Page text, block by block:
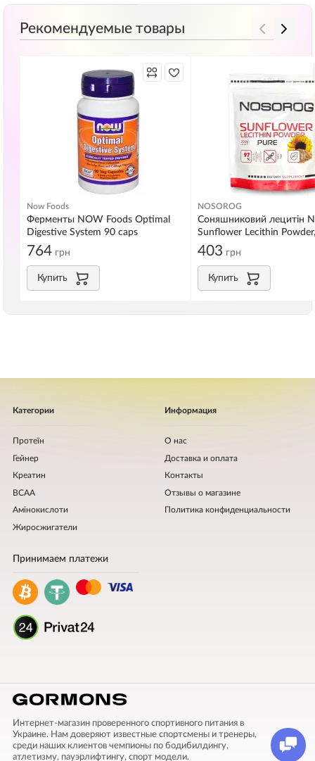
Рекомендуемые товары
Now Foods
Ферменты NOW Foods Optimal
Digestive System 90 caps
764 грн
Купить
NOSOROG
Соняшниковий лецитін
Sunflower Lecithin
грам
403 грн
Купить
Категории
Протеїн
Гейнер
Креатин
BCAA
Амінокислоти
Жиросжигатели
Информация
О нас
Доставка и оплата
Контакты
Отзывы о магазине
Политика конфиденциальности
Принимаем платежи
Интернет-магазин проверенного спортивного питания в
Украине. Нам доверяют известные спортсмены и тренеры,
среди наших клиентов чемпионы по бодибилдингу,
атлетизму, пауэрлифтингу, спорт модели.